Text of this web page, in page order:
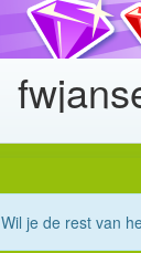
Wil je de rest van